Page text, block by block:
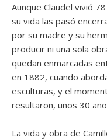
Aunque Claudel vivió
su vida las pasó
por su madre y su
producir ni una sola
quedan enmarcadas
en 1882, cuando
esculturas, y el
resultaron, unos 30
La vida y obra de